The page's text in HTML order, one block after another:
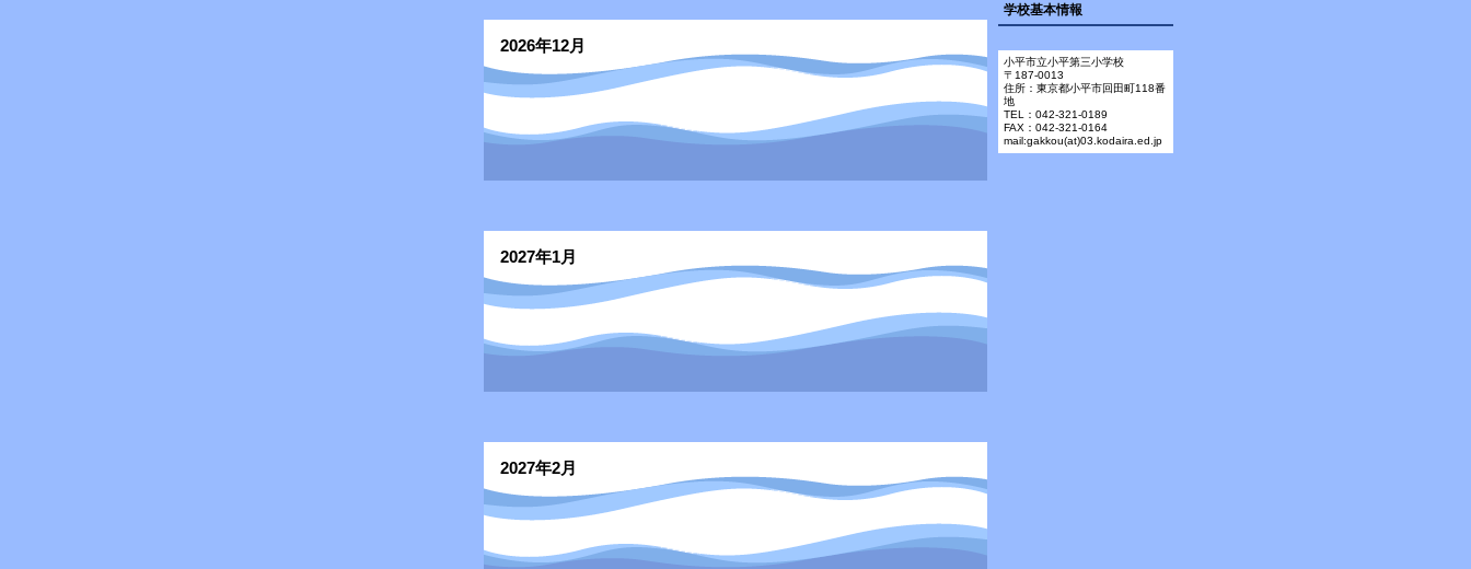
2026年12月
2027年1月
2027年2月
学校基本情報
小平市立小平第三小学校
〒187-0013
住所：東京都小平市回田町118番
地
TEL：042-321-0189
FAX：042-321-0164
mail:gakkou(at)03.kodaira.ed.jp